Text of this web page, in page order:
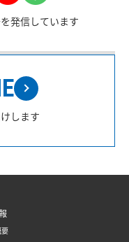
発信しています
します